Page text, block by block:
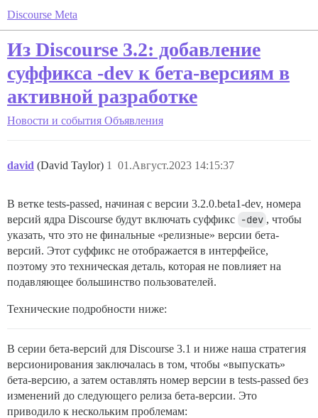
Discourse Meta
Из Discourse 3.2: добавление
суффикса -dev к бета-версиям в
активной разработке
Новости и события Объявления
david (David Taylor) 01.Август.2023 14:15:37
1
В ветке tests-passed, начиная с версии 3.2.0.beta1-dev, номера
версий ядра Discourse будут включать суффикс -dev , чтобы
указать, что это не финальные «релизные» версии бета-
версий. Этот суффикс не отображается в интерфейсе,
поэтому это техническая деталь, которая не повлияет на
подавляющее большинство пользователей.
Технические подробности ниже:
В серии бета-версий для Discourse 3.1 и ниже наша стратегия
версионирования заключалась в том, чтобы «выпускать»
бета-версию, а затем оставлять номер версии в tests-passed без
изменений до следующего релиза бета-версии. Это
приводило к нескольким проблемам: